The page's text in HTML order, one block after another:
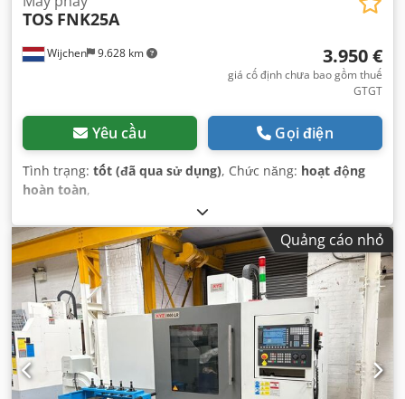
Wijchen 9.628 km
TOS FNK25A
3.950 €
giá cố định chưa bao gồm thuế
GTGT
Yêu cầu Gọi điện
Tình trạng: tốt (đã qua sử dụng), Chức năng: hoạt động
hoàn toàn,
Quảng cáo nhỏ